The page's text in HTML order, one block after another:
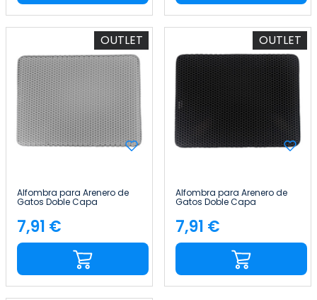
OUTLET
Alfombra para Arenero de
Gatos Doble Capa
Antideslizante Impermeable
Forma Rectangular
65x40cm Glückpet
Precio
7,91 €
OUTLET
Alfombra para Arenero de
Gatos Doble Capa
Antideslizante Impermeable
Forma Rectangular
65x40cm Glückpet
Precio
7,91 €